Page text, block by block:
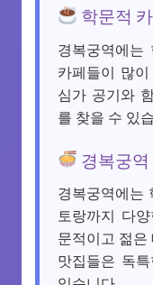
학문적
경복궁역에
카페들이 많
심가 공기와
를 찾을 수 있
경복궁역
경복궁역에는
토랑까지 다
문적이고 젊
맛집들은 독